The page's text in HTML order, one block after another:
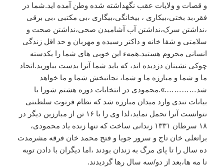
و قصات و ولایات عقب نگهداشته شده وطن آمده اید.شما در
فقر،بد بختی،بیکاری ، بیخانگی،بیگاری ،بی مکتبی ،بی برقی
،نداشتن سرک،نداشتن آب آشامیدن صحی،نداشتن صحت و
سلامتی و شفا خانه و داکتر رسیده و مهربان و حد اقل زندگی
انسانی محروم هستید.همهء این خوبی های شما را یکدسته
چوکی نشینان دزدیده اند، که باید شما آنرا بدست بیاورید.اتحاد
ما و شما و مبارزه ما و شما، نجاتبخش شما و ما خواهد
شد………….».محمودی در انتخابات دوره هشتم شورا با
بیانات تندی وارد میدان مبارزه شد که نظام فرتوت سلطنتی
نتوانست آنرا تحمل نماید،لذا وی را با ۱۶ تن از مبارزین دیگر در
۱۸ سرطان ۱۳۳۱ زندانی ساخت که تنها زنده یاد محمودی،
براتعلی خان تاج و سرور جویا و فتح محمد خان فرقه مشرمدت
ده سال را تا پای مرگ به زندان بودند ،اما دیگران با دادن توبه
نا مه ها،بعد از دو/سه سال رها گردیدند.